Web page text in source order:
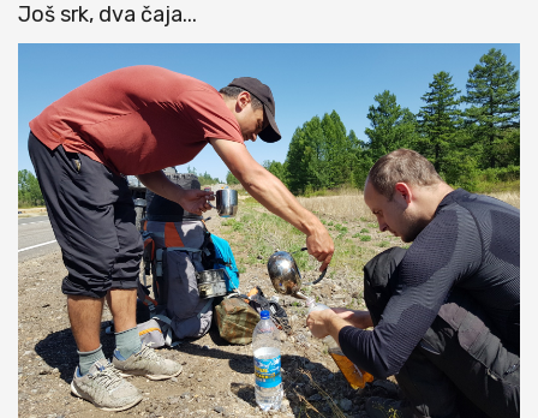
Još srk, dva čaja...